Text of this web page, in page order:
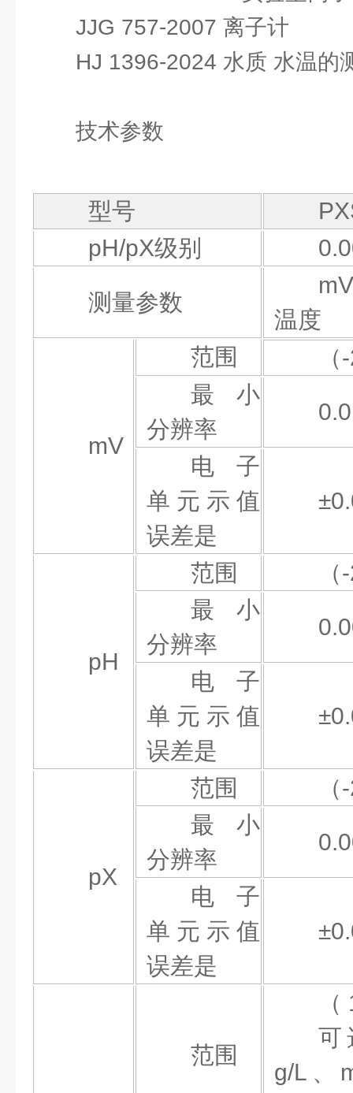
JJG 757-2007 离子计
HJ 1396-2024 水质 水温的
技术参数
型号
pH/pX级别
测量参数
温度
mV
范围 （
最小
分辨率
电子
单元示值
误差是
pH
范围 （
最小
分辨率
电子
单元示值
误差是
pX
范围 （
最小
分辨率
电子
单元示值
误差是
范围
（
可
g/L、